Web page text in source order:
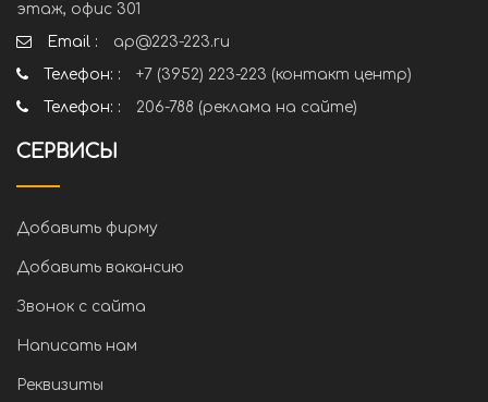
этаж, офис 301
Email :
ap@223-223.ru
Телефон: :
+7 (3952) 223-223 (контакт центр)
Телефон: :
206-788 (реклама на сайте)
СЕРВИСЫ
Добавить фирму
Добавить вакансию
Звонок с сайта
Написать нам
Реквизиты